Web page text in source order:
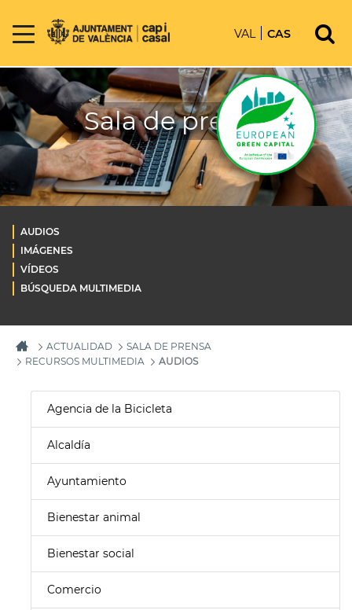
VAL CAS
Sala de prensa
AUDIOS
IMÁGENES
VÍDEOS
BÚSQUEDA MULTIMEDIA
ACTUALIDAD
SALA DE PRENSA
RECURSOS MULTIMEDIA
AUDIOS
Agencia de la Bicicleta
Alcaldía
Ayuntamiento
Bienestar animal
Bienestar social
Comercio